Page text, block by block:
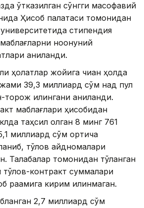
ўтказилган сўнгги масофавий
Ҳисоб палатаси томонидан
стипендия
ноқонуний
аниқланди.
ҳолатлар жойига чиққан ҳолда
39,3 миллиард сўм нақд пул
қилингани аниқланди.
маблағлари ҳисобидан
таҳсил олган 8 минг 761
миллиард сўм ортиқча
тўлов қайдномалари
Талабалар томонидан тўланган
контракт суммалари
рақамига кирим қилинмаган.
2,7 миллиард сўм